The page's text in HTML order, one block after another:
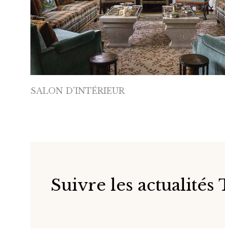
SALON D'INTÉRIEUR
Suivre les actualités